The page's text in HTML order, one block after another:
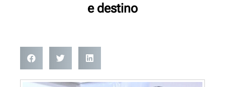
e destino